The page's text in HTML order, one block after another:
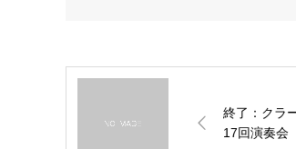
終了：クラ
17回演奏会